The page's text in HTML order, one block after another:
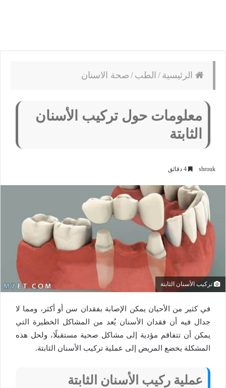
الرئيسية / الطب / صحة الاسنان
معلومات حول تركيب الأسنان
الثابتة
shrouk
تركيب الأسنان الثابتة
في كثير من الأحيان يمكن الإصابة بفقدان سن أو أكثر، ومما لا
جدال فيه أن فقدان الأسنان يُعد من المشاكل الخطيرة التي
يمكن أن تتفاقم مؤدية إلى مشاكل صحية مستقبلًا، ولحل هذه
المشكلة يخضع المريض إلى عملية تركيب الأسنان الثابتة.
عملية ركيب الأسنان الثابتة